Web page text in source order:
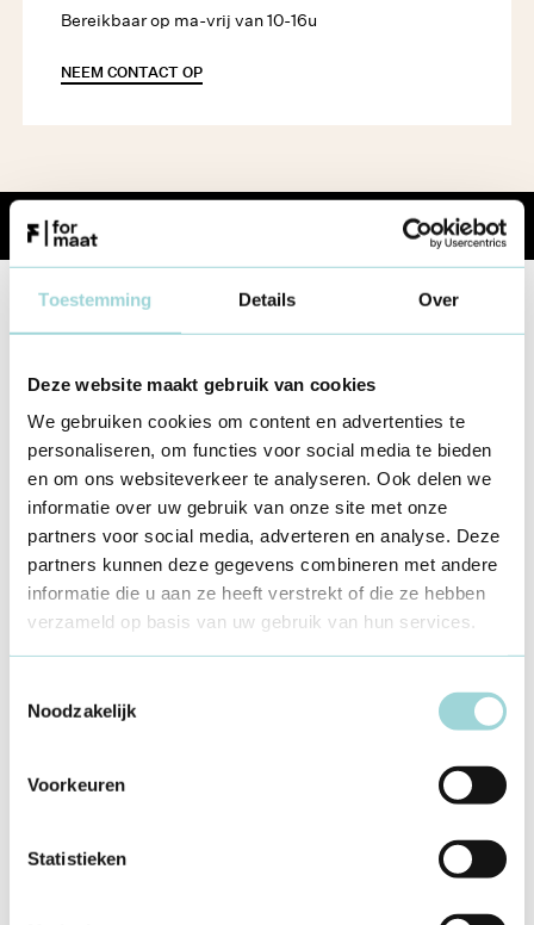
Toestemming Details Over
Deze website maakt gebruik van cookies
We gebruiken cookies om content en advertenties te
personaliseren, om functies voor social media te bieden
en om ons websiteverkeer te analyseren. Ook delen we
informatie over uw gebruik van onze site met onze
partners voor social media, adverteren en analyse. Deze
partners kunnen deze gegevens combineren met andere
informatie die u aan ze heeft verstrekt of die ze hebben
verzameld op basis van uw gebruik van hun services.
Noodzakelijk
Voorkeuren
Statistieken
Share
Bereikbaar op ma-vrij van 10-16u
NEEM CONTACT OP
RaaT van Formaat
Als vrijwilliger kan je ook terecht bij de RaaT van Formaat.
Die RaaT geeft advies aan de raad van bestuur of directie.
De RaaT bestaat uit enthousiaste jongeren uit onze open
jeugdwerkinitiatieven. Hier vertegenwoordig je niet alleen
je eigen initiatief maar ook honderden anderen.